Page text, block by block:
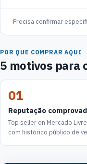
Precisa confirmar
POR QUE COMPRAR AQUI
5 motivos para
01
Reputação
Top seller on Mercado
com histórico público de